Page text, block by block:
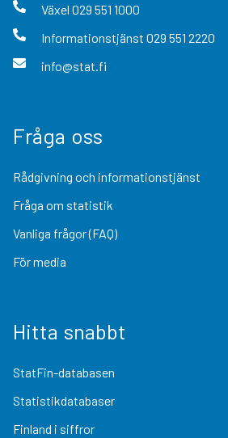
Växel 029 551 1000
Informationstjänst 029 551 2220
info@stat.fi
Fråga oss
Rådgivning och informationstjänst
Fråga om statistik
Vanliga frågor (FAQ)
För media
Hitta snabbt
StatFin-databasen
Statistikdatabaser
Finland i siffror